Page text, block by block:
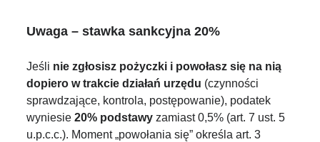
Uwaga – stawka sankcyjna 20%
Jeśli nie zgłosisz pożyczki i powołasz się na nią
dopiero w trakcie działań urzędu (czynności
sprawdzające, kontrola, postępowanie), podatek
wyniesie20% podstawy zamiast 0,5% (art. 7 ust. 5
u.p.c.c.). Moment „powołania się” określa art. 3